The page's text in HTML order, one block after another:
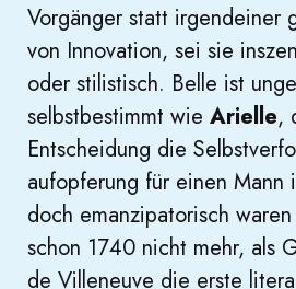
Vorgänger statt irgendeiner
von Innovation, sei sie
oder stilistisch. Belle ist
selbstbestimmt wie Arielle,
Entscheidung die
aufopferung für einen Mann
doch emanzipatorisch
schon 1740 nicht mehr, als
de Villeneuve die erste